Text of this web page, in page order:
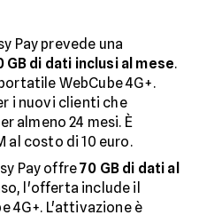
Pay prevede una
GB di dati inclusi al mese.
WebCube 4G+.
i nuovi clienti che
almeno 24 mesi. È
al costo di 10 euro.
Pay offre70 GB di dati al
l'offerta include il
4G+. L'attivazione è